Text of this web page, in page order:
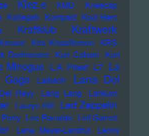
Klez.e KMD
Kneecap
Kollegah Kompakt Kool Herc
Kraftklub Kraftwerk
Kreator Kris Kristofferson KRS-
Dorfmeister Kurt Cobain Kurt
Minogue L.A. Priest L7 La
Gaga Laibach
Lana Del
Reyy Lang Lang Lankum
Lauryn Hill Led Zeppelin
Lee Ranaldo Leif Garrett
Lena Meyer-Landrut
Lenny